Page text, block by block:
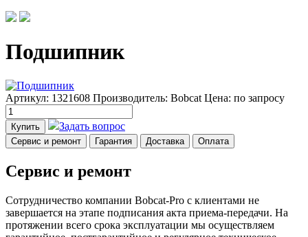
Подшипник
Артикул: 1321608 Производитель: Bobcat Цена: по запросу
Купить Задать вопрос
Сервис и ремонт Гарантия Доставка Оплата
Сервис и ремонт
Сотрудничество компании Bobcat-Pro с клиентами не
завершается на этапе подписания акта приема-передачи. На
протяжении всего срока эксплуатации мы осуществляем